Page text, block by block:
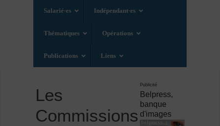
Salarié·es Indépendant·es
Thématiques Opérations
Publications Liens
Les
Commissions
Publicité
Belpress,
banque
d'images